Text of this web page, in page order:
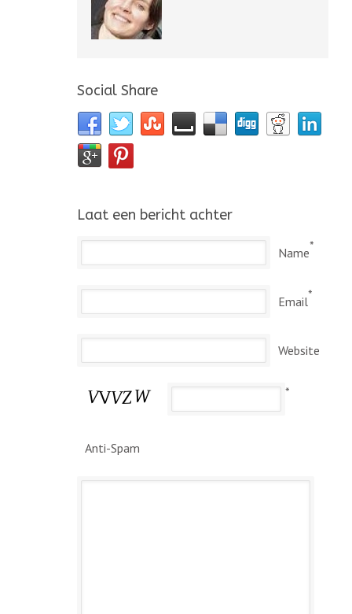
Social Share
Laat een bericht achter
Name*
Email*
Website
Anti-Spam
*